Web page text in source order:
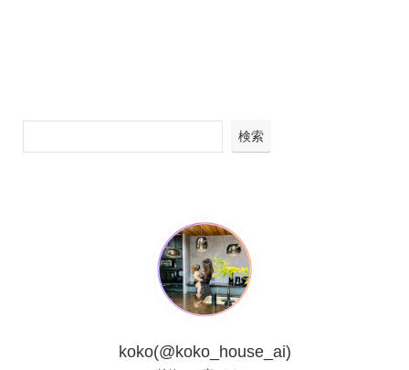
検索
koko(@koko_house_ai)